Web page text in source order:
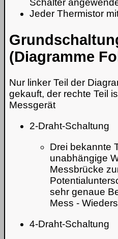
Schalter
Jeder Thermistor
(Diagramme
Nur linker Teil der
gekauft, der rechte Teil
Messgerät
2-Draht-Schaltung
Drei bekannte
unabhängige
Messbrücke
sehr genaue
Mess -
4-Draht-Schaltung